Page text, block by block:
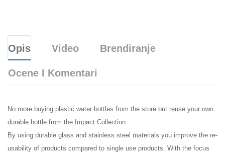
Opis Video Brendiranje
Ocene I Komentari
No more buying plastic water bottles from the store but reuse your own
durable bottle from the Impact Collection.
By using durable glass and stainless steel materials you improve the re-
usability of products compared to single use products. With the focus